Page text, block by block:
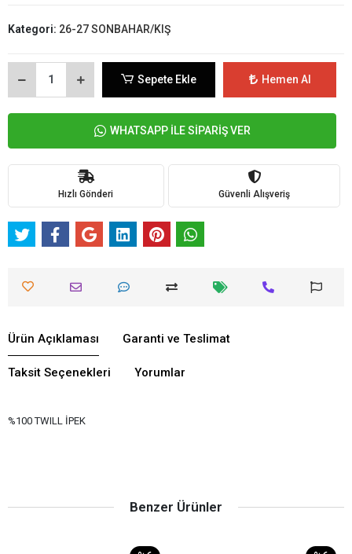
Kategori: 26-27 SONBAHAR/KIŞ
Sepete Ekle Hemen Al
WHATSAPP İLE SİPARİŞ VER
Hızlı Gönderi Güvenli Alışveriş
Ürün Açıklaması Garanti ve Teslimat
Taksit Seçenekleri Yorumlar
%100 TWILL İPEK
Benzer Ürünler